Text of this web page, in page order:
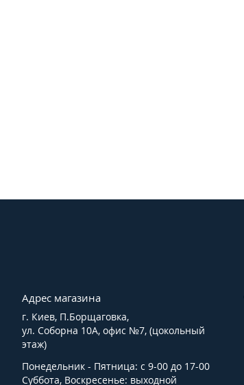
Адрес магазина
г. Киев, П.Борщаговка,
ул. Соборна 10А, офис №7, (цокольный
этаж)
Понедельник - Пятница: с 9-00 до 17-00
Суббота, Воскресенье: выходной